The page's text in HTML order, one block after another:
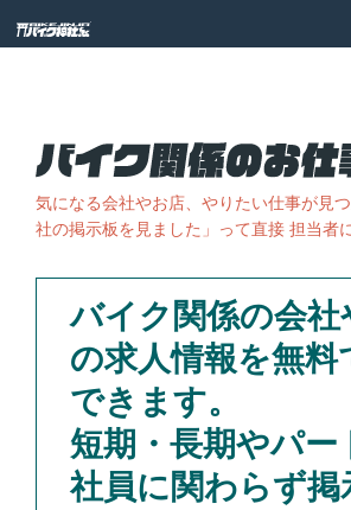
気になる会社やお店、やりたい仕事が見
社の掲示板を見ました」って直接 担当者
バイク関係の会社
の求人情報を無料
できます。
短期・長期やパー
社員に関わらず掲